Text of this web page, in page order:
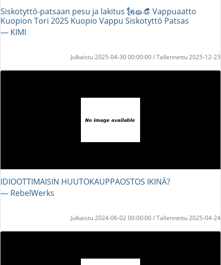
Siskotyttö-patsaan pesu ja lakitus 🗽🧽👒 Vappuaatto
Kuopion Tori 2025 Kuopio Vappu Siskotyttö Patsas
― KIMI
Julkaistu 2025-04-30 00:00:00 / Tallennettu 2025-12-23
IDIOOTTIMAISIN HUUTOKAUPPAOSTOS IKINÄ?
― RebelWerks
Julkaistu 2024-06-02 00:00:00 / Tallennettu 2025-04-24